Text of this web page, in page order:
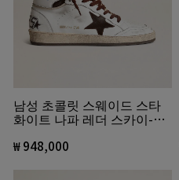
남성 초콜릿 스웨이드 스타
화이트 나파 레더 스카이-스
₩ 948,000